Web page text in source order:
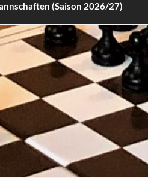
(Saison 2026/27)